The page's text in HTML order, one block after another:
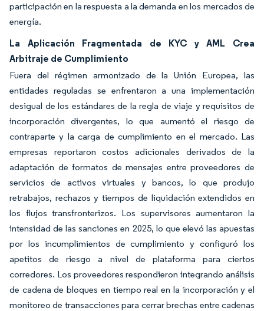
participación en la respuesta a la demanda en los mercados de
energía.
La Aplicación Fragmentada de KYC y AML Crea
Arbitraje de Cumplimiento
Fuera del régimen armonizado de la Unión Europea, las
entidades reguladas se enfrentaron a una implementación
desigual de los estándares de la regla de viaje y requisitos de
incorporación divergentes, lo que aumentó el riesgo de
contraparte y la carga de cumplimiento en el mercado. Las
empresas reportaron costos adicionales derivados de la
adaptación de formatos de mensajes entre proveedores de
servicios de activos virtuales y bancos, lo que produjo
retrabajos, rechazos y tiempos de liquidación extendidos en
los flujos transfronterizos. Los supervisores aumentaron la
intensidad de las sanciones en 2025, lo que elevó las apuestas
por los incumplimientos de cumplimiento y configuró los
apetitos de riesgo a nivel de plataforma para ciertos
corredores. Los proveedores respondieron integrando análisis
de cadena de bloques en tiempo real en la incorporación y el
monitoreo de transacciones para cerrar brechas entre cadenas